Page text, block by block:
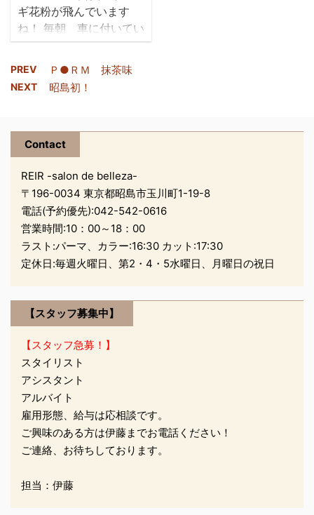
皮のケアはしっかり や
ります（刺激が 強いの
は… &nb ...
のばかりではなく、パー
ギ花粉が飛んでいます
ね！ 毎朝 車に付いてい
る花粉の量を見てビック
リしています！！！ さ
て、REIRのシャンプー台
の所が春らしく 変わりま
てもかわいくてお気に入
りです♪ 今回も伊藤オー
いました！！！ じゃじゃ
ーん！！！
このお花は【ラナンキュ
ラス】 と言うお花らしい
です(^^ ...
PREV Ｐ●ＲＭ 抹茶味
NEXT 昭島初！
Contact
REIR -salon de belleza-
〒196-0034 東京都昭島市玉川町1-19-8
電話(予約優先):042-542-0616
営業時間:10：00～18：00
ラスト:パーマ、カラー:16:30 カット:17:30
定休日:毎週火曜日、第2・4・5水曜日、月曜日の祝日
【スタッフ募集中】
【スタッフ急募！】
スタイリスト
アシスタント
アルバイト
雇用形態、給与は応相談です。
ご興味のある方は伊藤までお電話ください！
ご連絡、お待ちしております。
担当：伊藤